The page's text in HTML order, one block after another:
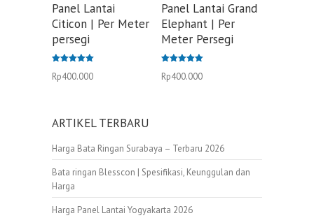
Panel Lantai
Citicon | Per Meter
persegi
5.00
Rp400.000
Panel Lantai Grand
Elephant | Per
Meter Persegi
5.00
Rp400.000
ARTIKEL TERBARU
Harga Bata Ringan Surabaya – Terbaru 2026
Bata ringan Blesscon | Spesifikasi, Keunggulan dan
Harga
Harga Panel Lantai Yogyakarta 2026